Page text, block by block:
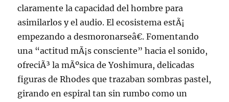
claramente la capacidad del hombre para
asimilarlos y el audio. El ecosistema estÃ¡
empezando a desmoronarseâ€. Fomentando
una “actitud mÃ¡s consciente” hacia el sonido,
ofreciÃ³ la mÃºsica de Yoshimura, delicadas
figuras de Rhodes que trazaban sombras pastel,
girando en espiral tan sin rumbo como un